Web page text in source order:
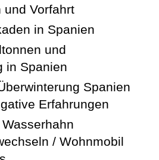
und Vorfahrt
in Spanien
und
in Spanien
Spanien
Erfahrungen
Wasserhahn
/ Wohnmobil